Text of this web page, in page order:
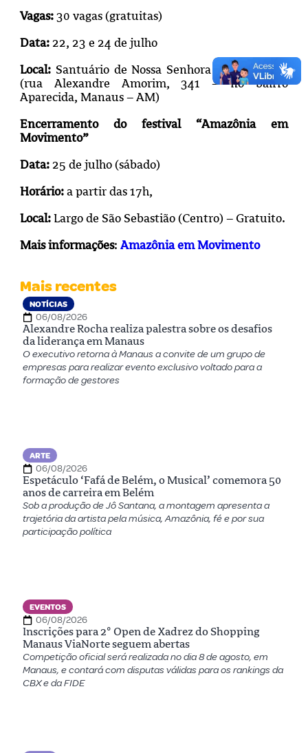
Vagas: 30 vagas (gratuitas)
Data:22, 23 e 24 de julho
Local:Santuário de Nossa Senhora de Aparecida
(rua Alexandre Amorim, 341 – no bairro
Aparecida, Manaus – AM)
Encerramento do festival “Amazônia em
Movimento”
Data:25 de julho (sábado)
Horário: a partir das 17h,
Local:Largo de São Sebastião (Centro) – Gratuito.
Mais informações: Amazônia em Movimento
Mais recentes
NOTÍCIAS
06/08/2026
Alexandre Rocha realiza palestra sobre os desafios
da liderança em Manaus
O executivo retorna à Manaus a convite de um grupo de
empresas para realizar evento exclusivo voltado para a
formação de gestores
ARTE
06/08/2026
Espetáculo ‘Fafá de Belém, o Musical’ comemora 50
anos de carreira em Belém
Sob a produção de Jô Santana, a montagem apresenta a
trajetória da artista pela música, Amazônia, fé e por sua
participação política
EVENTOS
06/08/2026
Inscrições para 2º Open de Xadrez do Shopping
Manaus ViaNorte seguem abertas
Competição oficial será realizada no dia 8 de agosto, em
Manaus, e contará com disputas válidas para os rankings da
CBX e da FIDE